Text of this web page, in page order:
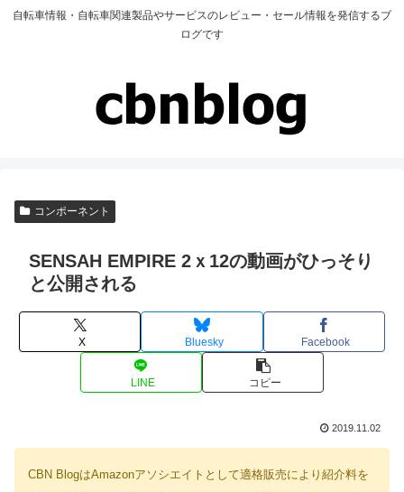
自転車情報・自転車関連製品やサービスのレビュー・セール情報を発信するブ
ログです
コンポーネント
SENSAH EMPIRE 2ｘ12の動画がひっそり
と公開される
X Bluesky Facebook
LINE コピー
2019.11.02
CBN BlogはAmazonアソシエイトとして適格販売により紹介料を